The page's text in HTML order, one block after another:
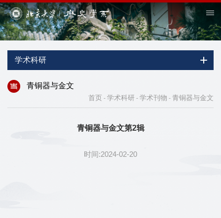
学术科研
青铜器与金文
首页 - 学术科研 - 学术刊物 - 青铜器与金文
青铜器与金文第2辑
时间:2024-02-20